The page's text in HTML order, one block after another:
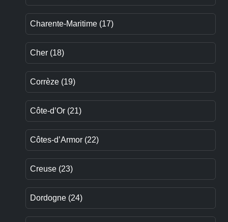
Charente-Maritime (17)
Cher (18)
Corrèze (19)
Côte-d’Or (21)
Côtes-d’Armor (22)
Creuse (23)
Dordogne (24)